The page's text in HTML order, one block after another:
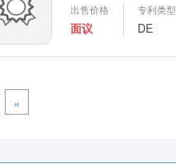
出售价格
面议
专利类型
DE
»